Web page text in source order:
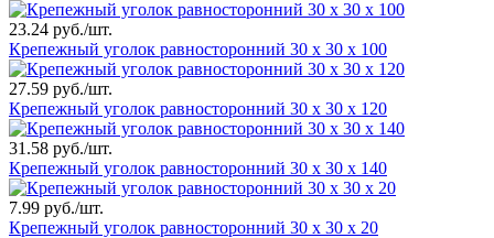
23.24 руб./шт.
Крепежный уголок равносторонний 30 х 30 х 100
27.59 руб./шт.
Крепежный уголок равносторонний 30 х 30 х 120
31.58 руб./шт.
Крепежный уголок равносторонний 30 х 30 х 140
7.99 руб./шт.
Крепежный уголок равносторонний 30 х 30 х 20